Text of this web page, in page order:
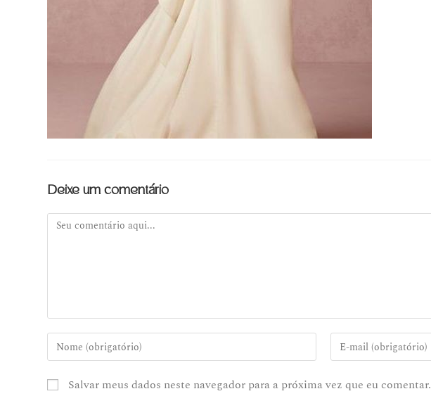
Deixe um comentário
Salvar meus dados neste navegador para a próxima vez que eu comentar.